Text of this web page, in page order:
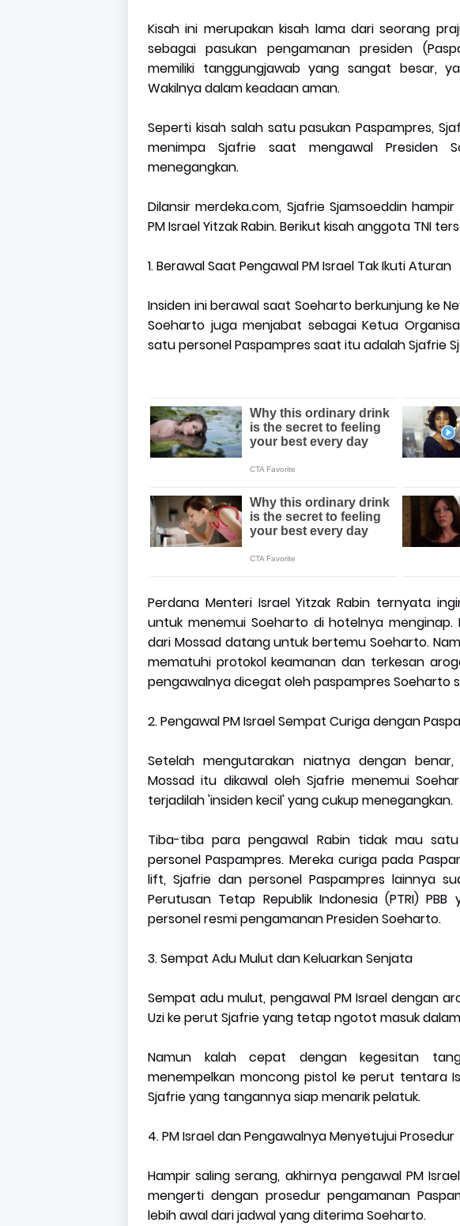
Kisah ini merupakan kisah lama dari seorang
sebagai pasukan pengamanan presiden
memiliki tanggungjawab yang sangat besar,
Wakilnya dalam keadaan aman.
Seperti kisah salah satu pasukan Paspampres,
menimpa Sjafrie saat mengawal Presiden
menegangkan.
Dilansir merdeka.com, Sjafrie Sjamsoeddin
PM Israel Yitzak Rabin. Berikut kisah anggota TNI
1. Berawal Saat Pengawal PM Israel Tak Ikuti Aturan
Insiden ini berawal saat Soeharto berkunjung ke
Soeharto juga menjabat sebagai Ketua
satu personel Paspampres saat itu adalah Sjafrie
Perdana Menteri Israel Yitzak Rabin ternyata
untuk menemui Soeharto di hotelnya
dari Mossad datang untuk bertemu Soeharto.
mematuhi protokol keamanan dan terkesan
pengawalnya dicegat oleh paspampres Soeharto
2. Pengawal PM Israel Sempat Curiga dengan
Setelah mengutarakan niatnya dengan
Mossad itu dikawal oleh Sjafrie menemui
terjadilah 'insiden kecil' yang cukup menegangkan.
Tiba-tiba para pengawal Rabin tidak mau
personel Paspampres. Mereka curiga pada
lift, Sjafrie dan personel Paspampres lainnya
Perutusan Tetap Republik Indonesia (PTRI)
personel resmi pengamanan Presiden Soeharto.
3. Sempat Adu Mulut dan Keluarkan Senjata
Sempat adu mulut, pengawal PM Israel dengan
Uzi ke perut Sjafrie yang tetap ngotot masuk
Namun kalah cepat dengan kegesitan
menempelkan moncong pistol ke perut tentara
Sjafrie yang tangannya siap menarik pelatuk.
4. PM Israel dan Pengawalnya Menyetujui Prosedur
Hampir saling serang, akhirnya pengawal PM
mengerti dengan prosedur pengamanan
lebih awal dari jadwal yang diterima Soeharto.